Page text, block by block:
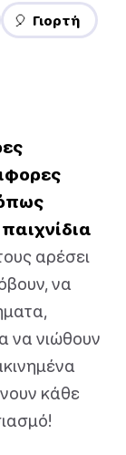
🎈 Γιορτή
αρέσει
να
να νιώθουν
κάθε